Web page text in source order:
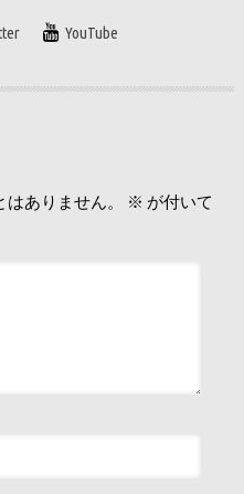
YouTube
ありません。 ※ が付いて